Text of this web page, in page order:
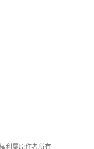
利屬原作者所有